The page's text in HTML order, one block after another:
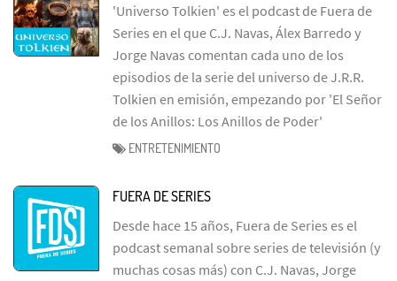
'Universo Tolkien' es el podcast de Fuera de
Series en el que C.J. Navas, Álex Barredo y
Jorge Navas comentan cada uno de los
episodios de la serie del universo de J.R.R.
Tolkien en emisión, empezando por 'El Señor
de los Anillos: Los Anillos de Poder'
ENTRETENIMIENTO
FUERA DE SERIES
Desde hace 15 años, Fuera de Series es el
podcast semanal sobre series de televisión (y
muchas cosas más) con C.J. Navas, Jorge